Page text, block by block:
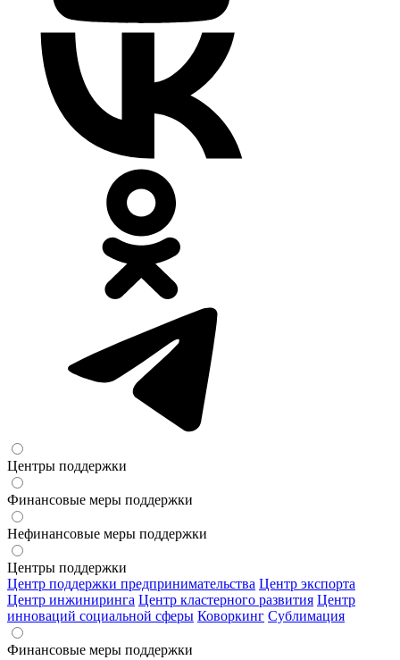
Центры поддержки
Финансовые меры поддержки
Нефинансовые меры поддержки
Центры поддержки
Центр поддержки предпринимательства Центр экспорта
Центр инжиниринга Центр кластерного развития Центр
инноваций социальной сферы Коворкинг Сублимация
Финансовые меры поддержки